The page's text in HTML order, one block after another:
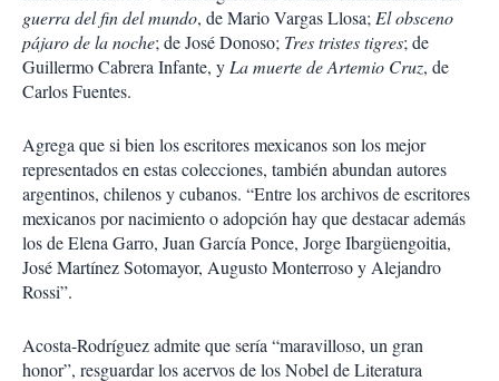
guerra del fin del mundo, de Mario Vargas Llosa; El obsceno
pájaro de la noche; de José Donoso; Tres tristes tigres; de
Guillermo Cabrera Infante, y La muerte de Artemio Cruz, de
Carlos Fuentes.
Agrega que si bien los escritores mexicanos son los mejor
representados en estas colecciones, también abundan autores
argentinos, chilenos y cubanos. “Entre los archivos de escritores
mexicanos por nacimiento o adopción hay que destacar además
los de Elena Garro, Juan García Ponce, Jorge Ibargüengoitia,
José Martínez Sotomayor, Augusto Monterroso y Alejandro
Rossi”.
Acosta-Rodríguez admite que sería “maravilloso, un gran
honor”, resguardar los acervos de los Nobel de Literatura